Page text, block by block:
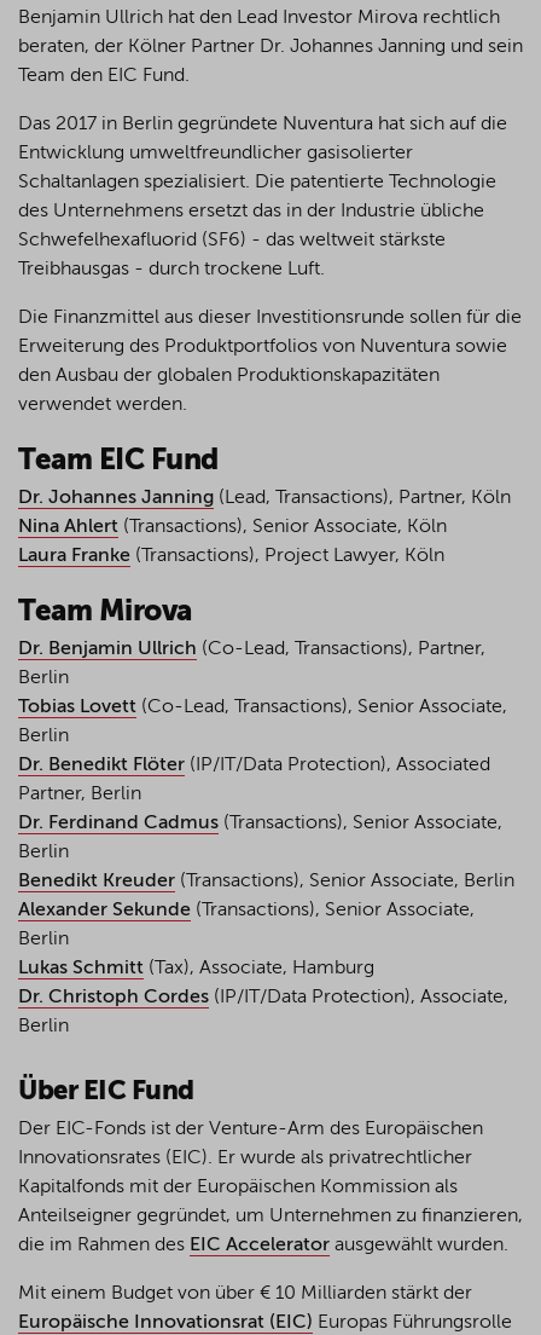
Benjamin Ullrich hat den Lead Investor Mirova rechtlich
beraten, der Kölner Partner Dr. Johannes Janning und sein
Team den EIC Fund.
Das 2017 in Berlin gegründete Nuventura hat sich auf die
Entwicklung umweltfreundlicher gasisolierter
Schaltanlagen spezialisiert. Die patentierte Technologie
des Unternehmens ersetzt das in der Industrie übliche
Schwefelhexafluorid (SF6) - das weltweit stärkste
Treibhausgas - durch trockene Luft.
Die Finanzmittel aus dieser Investitionsrunde sollen für die
Erweiterung des Produktportfolios von Nuventura sowie
den Ausbau der globalen Produktionskapazitäten
verwendet werden.
Team EIC Fund
Dr. Johannes Janning (Lead, Transactions), Partner, Köln
Nina Ahlert (Transactions), Senior Associate, Köln
Laura Franke (Transactions), Project Lawyer, Köln
Team Mirova
Dr. Benjamin Ullrich (Co-Lead, Transactions), Partner,
Berlin
Tobias Lovett (Co-Lead, Transactions), Senior Associate,
Berlin
Dr. Benedikt Flöter (IP/IT/Data Protection), Associated
Partner, Berlin
Dr. Ferdinand Cadmus (Transactions), Senior Associate,
Berlin
Benedikt Kreuder (Transactions), Senior Associate, Berlin
Alexander Sekunde (Transactions), Senior Associate,
Berlin
Lukas Schmitt (Tax), Associate, Hamburg
Dr. Christoph Cordes (IP/IT/Data Protection), Associate,
Berlin
Über EIC Fund
Der EIC-Fonds ist der Venture-Arm des Europäischen
Innovationsrates (EIC). Er wurde als privatrechtlicher
Kapitalfonds mit der Europäischen Kommission als
Anteilseigner gegründet, um Unternehmen zu finanzieren,
die im Rahmen des EIC Accelerator ausgewählt wurden.
Mit einem Budget von über € 10 Milliarden stärkt der
Europäische Innovationsrat (EIC) Europas Führungsrolle